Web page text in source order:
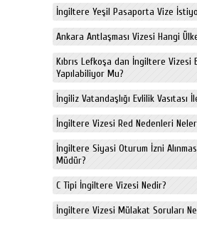
İngiltere Yeşil Pasaporta Vize
Ankara Antlaşması Vizesi Hangi
Kıbrıs Lefkoşa dan İngiltere Vizesi
Yapılabiliyor Mu?
İngiliz Vatandaşlığı Evlilik Vasıtası
İngiltere Vizesi Red Nedenleri
İngiltere Siyasi Oturum İzni
Müdür?
C Tipi İngiltere Vizesi Nedir?
İngiltere Vizesi Mülakat Soruları